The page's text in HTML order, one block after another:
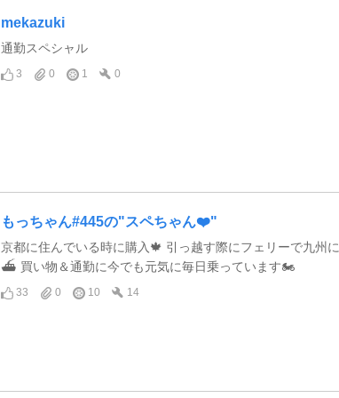
mekazuki
通勤スペシャル
3 0 1 0
もっちゃん#445の"スペちゃん❤️"
京都に住んでいる時に購入🍁 引っ越す際にフェリーで九州に
⛴️ 買い物＆通勤に今でも元気に毎日乗っています🏍️
33 0 10 14